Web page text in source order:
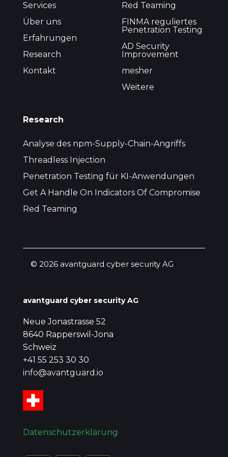
Services
Über uns
Erfahrungen
Research
Kontakt
Red Teaming
FINMA reguliertes
Penetration Testing
AD Security
Improvement
mesher
Weitere
Research
Analyse des npm-Supply-Chain-Angriffs
Threadless Injection
Penetration Testing für KI-Anwendungen
Get A Handle On Indicators Of Compromise
Red Teaming
© 2026 avantguard cyber security AG
avantguard cyber security AG
Neue Jonastrasse 52
8640 Rapperswil-Jona
Schweiz
+41 55 253 30 30
info@avantguard.io
Datenschutzerklärung